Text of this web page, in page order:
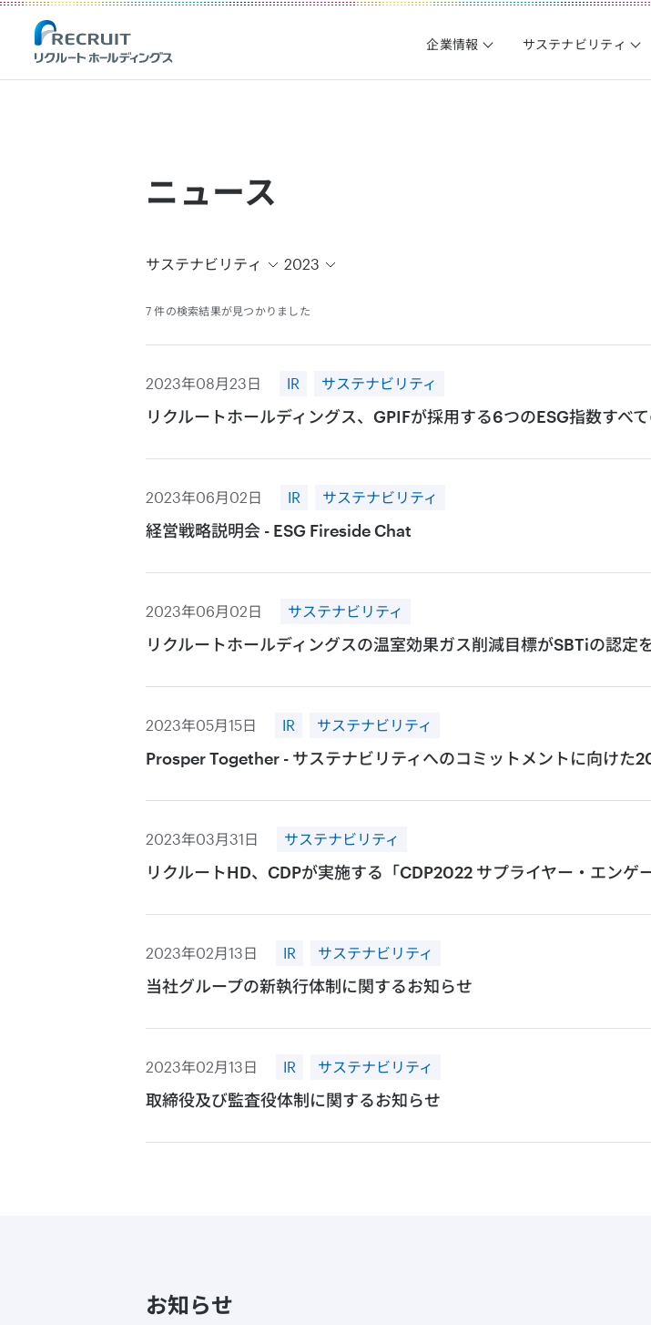
Recruit Holdings
企業情報 サステナビリティ
ニュース
サステナビリティ 2023
7 件の検索結果が見つかりました
2023年08月23日 IR サステナビリティ
リクルートホールディングス、GPIFが採用する6つのESG指数すべ
2023年06月02日 IR サステナビリティ
経営戦略説明会 - ESG Fireside Chat
2023年06月02日 サステナビリティ
リクルートホールディングスの温室効果ガス削減目標がSBTiの認定
2023年05月15日 IR サステナビリティ
Prosper Together - サステナビリティへのコミットメントに向けた
2023年03月31日 サステナビリティ
リクルートHD、CDPが実施する「CDP2022 サプライヤー・エン
2023年02月13日 IR サステナビリティ
当社グループの新執行体制に関するお知らせ
2023年02月13日 IR サステナビリティ
取締役及び監査役体制に関するお知らせ
お知らせ